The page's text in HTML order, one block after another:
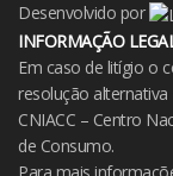
Desenvolvido por
INFORMAÇÃO
Em caso de litígio o
resolução
CNIACC – Centro
de Consumo.
Para mais